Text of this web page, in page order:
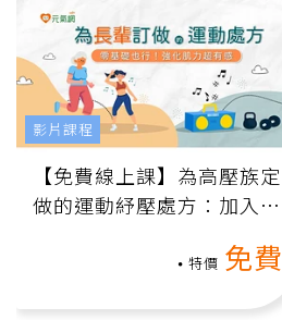
【免費線上課】為高壓族定
做的運動紓壓處方：加入行
特價 免費
影片課程